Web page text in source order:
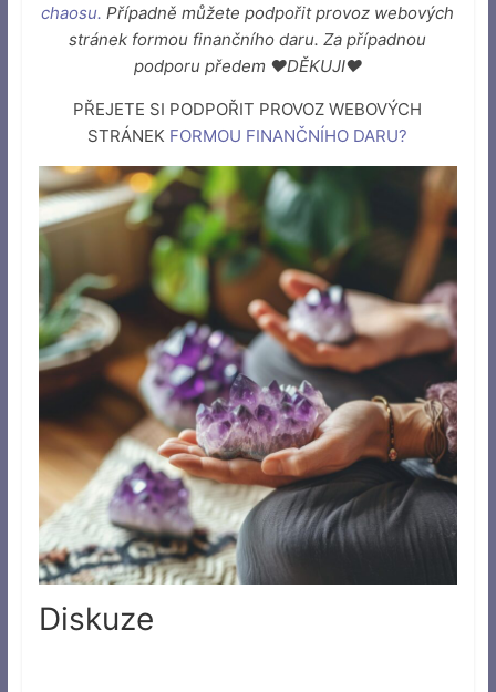
chaosu. Případně můžete podpořit provoz webových
stránek formou finančního daru. Za případnou
podporu předem ♥DĚKUJI♥
PŘEJETE SI PODPOŘIT PROVOZ WEBOVÝCH
STRÁNEK FORMOU FINANČNÍHO DARU?
Diskuze